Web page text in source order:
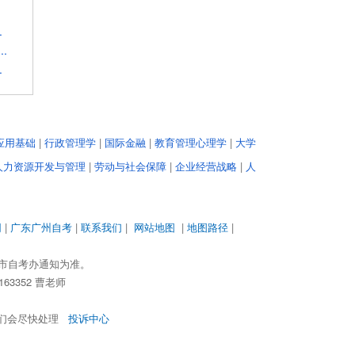
用基础 | 行政管理学 | 国际金融 | 教育管理心理学 | 大学
力资源开发与管理 | 劳动与社会保障 | 企业经营战略 | 人
| 广东广州自考 | 联系我们 | 网站地图 | 地图路径 |
考办通知为准。
曹老师
会尽快处理 投诉中心